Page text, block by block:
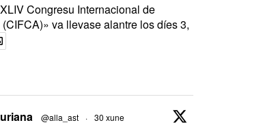
Congresu Internacional de
va llevase alantre los díes 3,
@alla_ast · 30 xune